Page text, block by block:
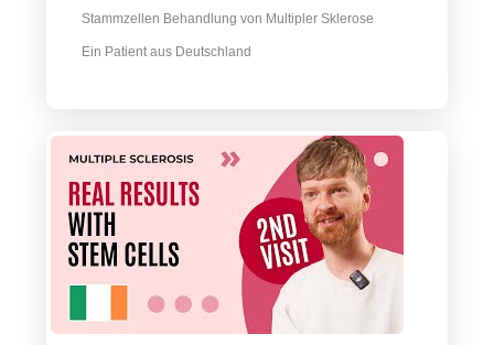
Stammzellen Behandlung von Multipler Sklerose
Ein Patient aus Deutschland